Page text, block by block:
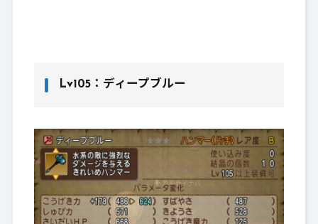
Lv105：ディープブルー